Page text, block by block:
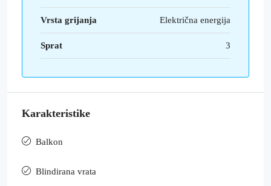
Vrsta grijanja Električna energija
Sprat 3
Karakteristike
Balkon
Blindirana vrata